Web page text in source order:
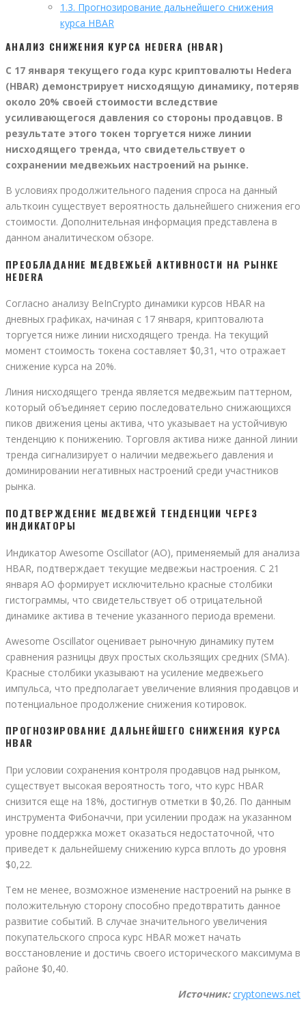
1.3. Прогнозирование дальнейшего снижения
курса HBAR
АНАЛИЗ СНИЖЕНИЯ КУРСА HEDERA (HBAR)
С 17 января текущего года курс криптовалюты Hedera
(HBAR) демонстрирует нисходящую динамику, потеряв
около 20% своей стоимости вследствие
усиливающегося давления со стороны продавцов. В
результате этого токен торгуется ниже линии
нисходящего тренда, что свидетельствует о
сохранении медвежьих настроений на рынке.
В условиях продолжительного падения спроса на данный
альткоин существует вероятность дальнейшего снижения его
стоимости. Дополнительная информация представлена в
данном аналитическом обзоре.
ПРЕОБЛАДАНИЕ МЕДВЕЖЬЕЙ АКТИВНОСТИ НА РЫНКЕ
HEDERA
Согласно анализу BeInCrypto динамики курсов HBAR на
дневных графиках, начиная с 17 января, криптовалюта
торгуется ниже линии нисходящего тренда. На текущий
момент стоимость токена составляет $0,31, что отражает
снижение курса на 20%.
Линия нисходящего тренда является медвежьим паттерном,
который объединяет серию последовательно снижающихся
пиков движения цены актива, что указывает на устойчивую
тенденцию к понижению. Торговля актива ниже данной линии
тренда сигнализирует о наличии медвежьего давления и
доминировании негативных настроений среди участников
рынка.
ПОДТВЕРЖДЕНИЕ МЕДВЕЖЕЙ ТЕНДЕНЦИИ ЧЕРЕЗ
ИНДИКАТОРЫ
Индикатор Awesome Oscillator (АО), применяемый для анализа
HBAR, подтверждает текущие медвежьи настроения. С 21
января АО формирует исключительно красные столбики
гистограммы, что свидетельствует об отрицательной
динамике актива в течение указанного периода времени.
Awesome Oscillator оценивает рыночную динамику путем
сравнения разницы двух простых скользящих средних (SMA).
Красные столбики указывают на усиление медвежьего
импульса, что предполагает увеличение влияния продавцов и
потенциальное продолжение снижения котировок.
ПРОГНОЗИРОВАНИЕ ДАЛЬНЕЙШЕГО СНИЖЕНИЯ КУРСА
HBAR
При условии сохранения контроля продавцов над рынком,
существует высокая вероятность того, что курс HBAR
снизится еще на 18%, достигнув отметки в $0,26. По данным
инструмента Фибоначчи, при усилении продаж на указанном
уровне поддержка может оказаться недостаточной, что
приведет к дальнейшему снижению курса вплоть до уровня
$0,22.
Тем не менее, возможное изменение настроений на рынке в
положительную сторону способно предотвратить данное
развитие событий. В случае значительного увеличения
покупательского спроса курс HBAR может начать
восстановление и достичь своего исторического максимума в
районе $0,40.
Источник: cryptonews.net